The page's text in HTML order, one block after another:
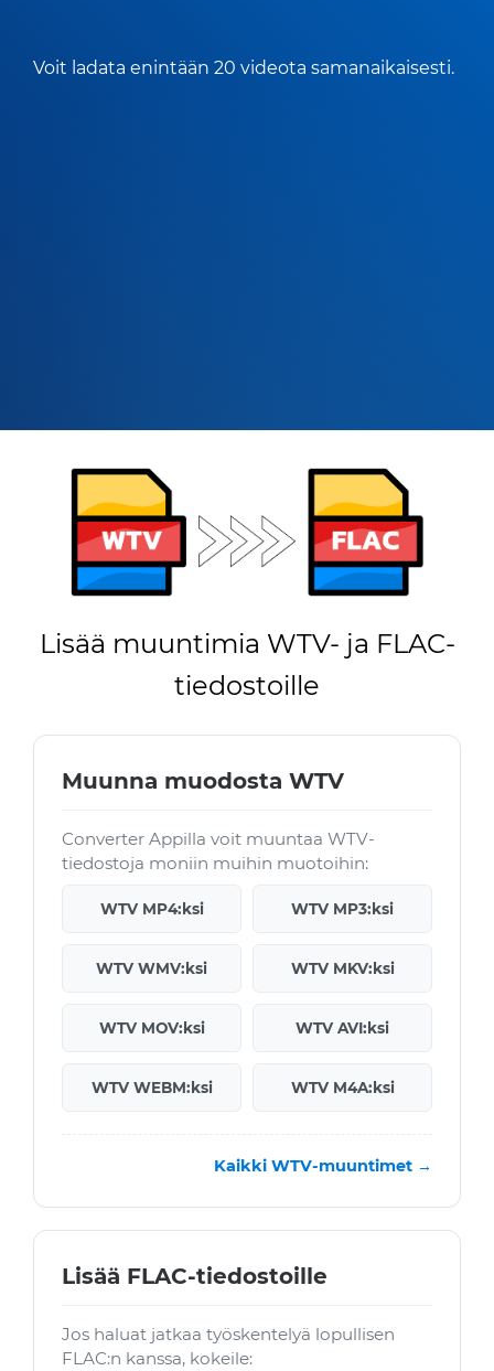
Voit ladata enintään 20 videota samanaikaisesti.
Lisää muuntimia WTV- ja FLAC-
tiedostoille
Muunna muodosta WTV
Converter Appilla voit muuntaa WTV-
tiedostoja moniin muihin muotoihin:
WTV MP4:ksi WTV MP3:ksi
WTV WMV:ksi WTV MKV:ksi
WTV MOV:ksi WTV AVI:ksi
WTV WEBM:ksi WTV M4A:ksi
Kaikki WTV-muuntimet →
Lisää FLAC-tiedostoille
Jos haluat jatkaa työskentelyä lopullisen
FLAC:n kanssa, kokeile: